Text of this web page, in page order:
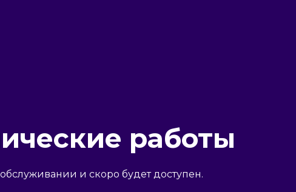
работы
и скоро будет доступен.